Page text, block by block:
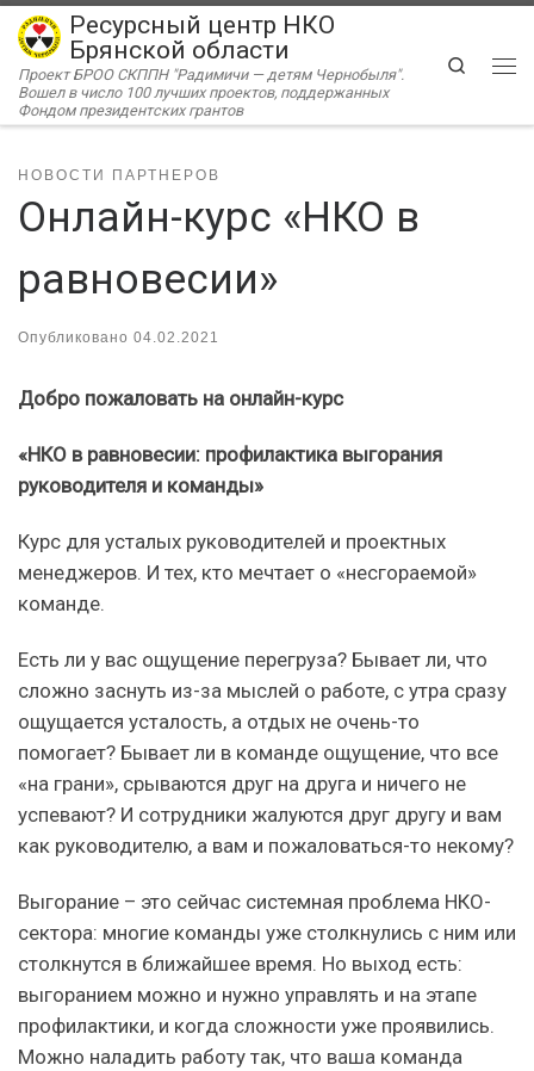
Перейти к содержимому
Ресурсный центр НКО
Брянской области
Проект БРОО СКППН "Радимичи — детям Чернобыля".
Вошел в число 100 лучших проектов, поддержанных
Фондом президентских грантов
Search
НОВОСТИ ПАРТНЕРОВ
Онлайн-курс «НКО в
равновесии»
Опубликовано 04.02.2021
Добро пожаловать на онлайн-курс
«НКО в равновесии: профилактика выгорания
руководителя и команды»
Курс для усталых руководителей и проектных
менеджеров. И тех, кто мечтает о «несгораемой»
команде.
Есть ли у вас ощущение перегруза? Бывает ли, что
сложно заснуть из-за мыслей о работе, с утра сразу
ощущается усталость, а отдых не очень-то
помогает? Бывает ли в команде ощущение, что все
«на грани», срываются друг на друга и ничего не
успевают? И сотрудники жалуются друг другу и вам
как руководителю, а вам и пожаловаться-то некому?
Выгорание – это сейчас системная проблема НКО-
сектора: многие команды уже столкнулись с ним или
столкнутся в ближайшее время. Но выход есть:
выгоранием можно и нужно управлять и на этапе
профилактики, и когда сложности уже проявились.
Можно наладить работу так, что ваша команда